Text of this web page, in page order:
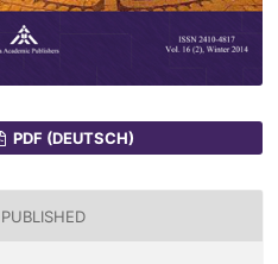
PDF (DEUTSCH)
PUBLISHED